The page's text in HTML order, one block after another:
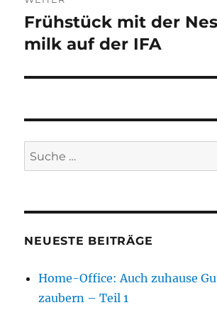
Nächster
Beitrag:
Frühstück mit der
milk auf der IFA
Suche
nach:
NEUESTE BEITRÄGE
Home-Office: Auch zuhause
zaubern – Teil 1